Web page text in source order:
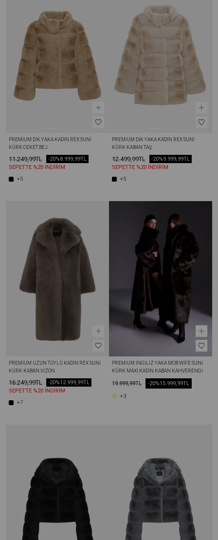
PREMIUM DIK YAKA KADIN REX SUNI
KÜRK CEKET BEJ
11.249,99TL 8.999,99TL
-20%
SEPETTE %20 İNDİRİM
+5
PREMIUM DIK YAKA KADIN REX SUNI
KÜRK KABAN TAŞ
12.499,99TL 9.999,99TL
-20%
SEPETTE %20 İNDİRİM
+5
PREMIUM UZUN TÜYLÜ KADIN REX SUNI
KÜRK KABAN VIZON
16.249,99TL 12.999,99TL
-20%
SEPETTE %20 İNDİRİM
+7
PREMIUM İNGILIZ YAKA MOB WİFE SUNI
KÜRK MAXI KADIN KABAN KAHVERENGI
19.999,99TL 15.999,99TL
-20%
+3